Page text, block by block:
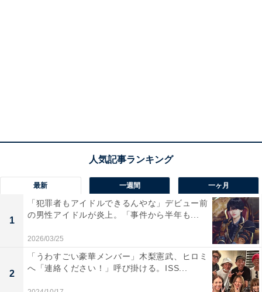
最新 一週間 一ヶ月
1
「犯罪者もアイドルできるんやな」デビュー前
の男性アイドルが炎上。「事件から半年も...
2026/03/25
2
「うわすごい豪華メンバー」木梨憲武、ヒロミ
へ「連絡ください！」呼び掛ける。ISS...